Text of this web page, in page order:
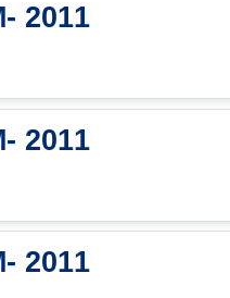
2011
2011
2011